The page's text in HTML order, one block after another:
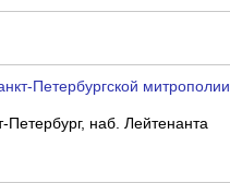
Петербургской митрополии
Петербург, наб. Лейтенанта